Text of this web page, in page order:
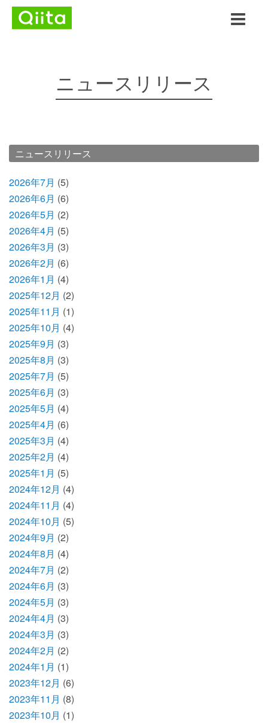
ニュースリリース
ニュースリリース
2026年7月 (5)
2026年6月 (6)
2026年5月 (2)
2026年4月 (5)
2026年3月 (3)
2026年2月 (6)
2026年1月 (4)
2025年12月 (2)
2025年11月 (1)
2025年10月 (4)
2025年9月 (3)
2025年8月 (3)
2025年7月 (5)
2025年6月 (3)
2025年5月 (4)
2025年4月 (6)
2025年3月 (4)
2025年2月 (4)
2025年1月 (5)
2024年12月 (4)
2024年11月 (4)
2024年10月 (5)
2024年9月 (2)
2024年8月 (4)
2024年7月 (2)
2024年6月 (3)
2024年5月 (3)
2024年4月 (3)
2024年3月 (3)
2024年2月 (2)
2024年1月 (1)
2023年12月 (6)
2023年11月 (8)
2023年10月 (1)